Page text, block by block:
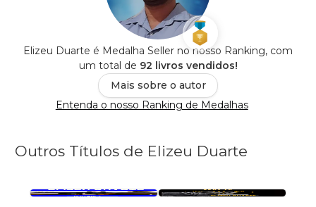
Elizeu Duarte é Medalha Seller no nosso Ranking, com
um total de 92 livros vendidos!
Mais sobre o autor
Entenda o nosso Ranking de Medalhas
Outros Títulos de Elizeu Duarte